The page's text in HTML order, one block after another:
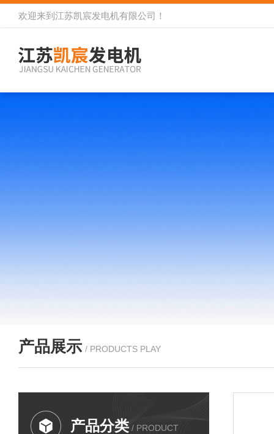
欢迎来到 江苏凯宸发电机有限公司 ！
产品展示 / PRODUCTS PLAY
产品分类 / PRODUCT